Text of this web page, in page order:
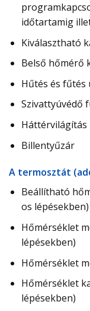
időtartamig
Kiválasztható
Belső hőmérő
Hűtés és fűtés
Szivattyúvédő
Háttérvilágítás
Billentyűzár
A termosztát
Beállítható
os lépésekben)
Hőmérséklet
lépésekben)
Hőmérséklet
Hőmérséklet
lépésekben)